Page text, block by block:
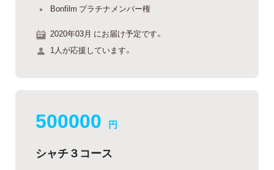
Bonfilm プラチナメンバー権
2020年03月 にお届け予定です。
1人が応援しています。
500000 円
シャチ３コース